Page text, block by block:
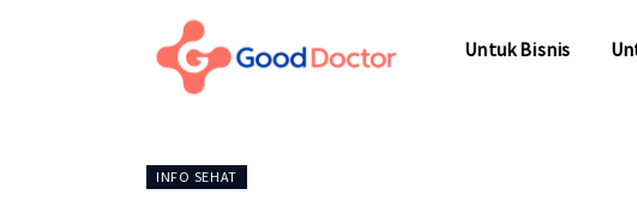
Untuk Bisnis
INFO SEHAT